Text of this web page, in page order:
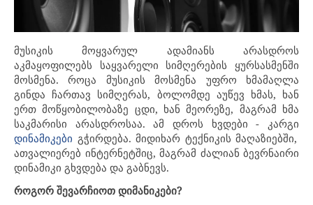
მუსიკის მოყვარულ ადამიანს არასდროს
აკმაყოფილებს საყვარელი სიმღერების ყურსასმენში
მოსმენა. როცა მუსიკის მოსმენა უფრო ხმამაღლა
გინდა ჩართავ სიმღერას, ბოლომდე აუწევ ხმას, ხან
ერთ მოწყობილობაზე ცდი, ხან მეორეზე, მაგრამ ხმა
საკმარისი არასდროსაა. ამ დროს ხვდები - კარგი
დინამიკები გჭირდება. მიდიხარ ტექნიკის მაღაზიებში,
ათვალიერებ ინტერნეტშიც, მაგრამ ძალიან ბევრნაირი
დინამიკი გხვდება და გაბნევს.
როგორ შევარჩიოთ დიმანიკები?